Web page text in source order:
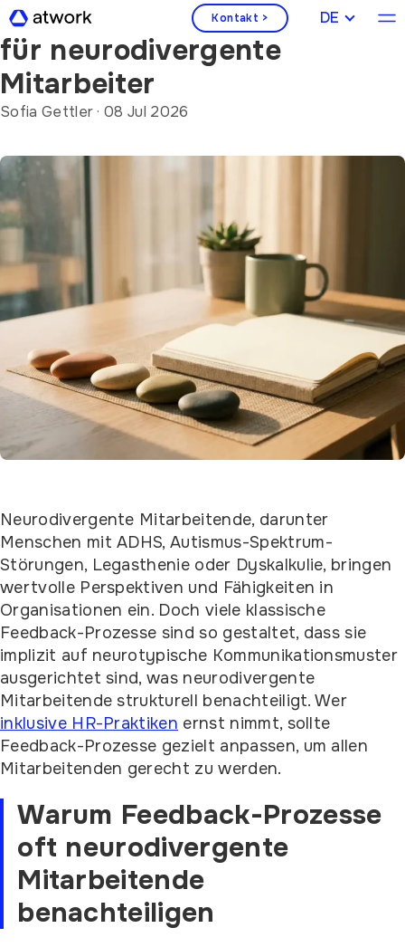
DEUTSCH
Kontakt >
11 Feedback-Anpassungen
für neurodivergente
Mitarbeiter
Sofia Gettler·08 Jul 2026
Neurodivergente Mitarbeitende, darunter
Menschen mit ADHS, Autismus-Spektrum-
Störungen, Legasthenie oder Dyskalkulie, bringen
wertvolle Perspektiven und Fähigkeiten in
Organisationen ein. Doch viele klassische
Feedback-Prozesse sind so gestaltet, dass sie
implizit auf neurotypische Kommunikationsmuster
ausgerichtet sind, was neurodivergente
Mitarbeitende strukturell benachteiligt. Wer
inklusive HR-Praktiken ernst nimmt, sollte
Feedback-Prozesse gezielt anpassen, um allen
Mitarbeitenden gerecht zu werden.
Warum Feedback-Prozesse
oft neurodivergente
Mitarbeitende
benachteiligen